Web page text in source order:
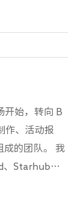
开始，转向 B
作、活动报
成的团队。 我
、Starhub、